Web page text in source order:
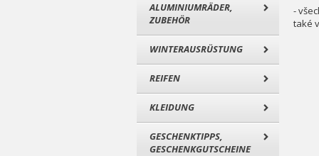
ALUMINIUMRÄDER,
ZUBEHÖR
WINTERAUSRÜSTUNG
REIFEN
KLEIDUNG
GESCHENKTIPPS,
GESCHENKGUTSCHEINE
-
také